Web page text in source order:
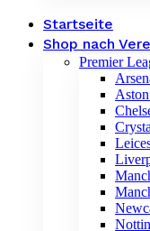
Startseite
Shop nach
Premier